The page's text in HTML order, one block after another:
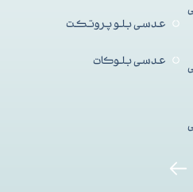
عدسی بلو پروتکت
عدسی بلوکات